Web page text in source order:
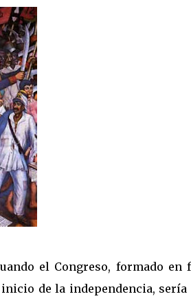
el Congreso, formado en
de la independencia,